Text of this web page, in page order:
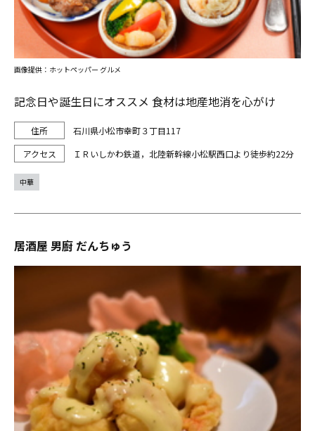
記念日や誕生日にオススメ 食材は地産地消を心がけ
石川県小松市幸町３丁目117
ＩＲいしかわ鉄道，北陸新幹線小松駅西口より徒歩約22分
画像提供：ホットペッパー グルメ
中華
居酒屋 男廚 だんちゅう